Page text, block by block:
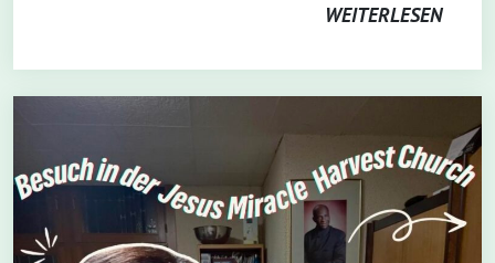
WEITERLESEN